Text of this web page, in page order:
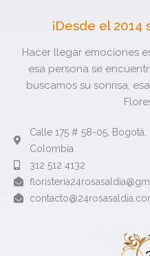
¡Desde el
Hacer llegar emociones
esa persona se
buscamos su sonrisa,
Calle 175 # 58-05, Bogotá,
Colombia
312 512 4132​